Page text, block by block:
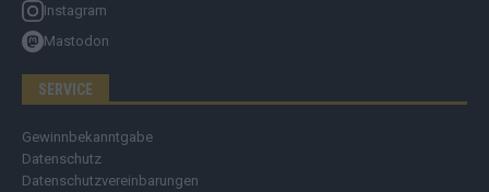
Instagram
Mastodon
SERVICE
Gewinnbekanntgabe
Datenschutz
Datenschutzvereinbarungen